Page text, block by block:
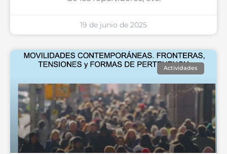
19 de junio de 2025
Actividades